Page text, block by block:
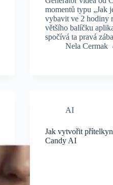
momentů typu „Jak
vybavit ve 2 hodiny
většího balíčku
spočívá ta pravá
Nela Cermak
AI
Jak vytvořit
Candy AI